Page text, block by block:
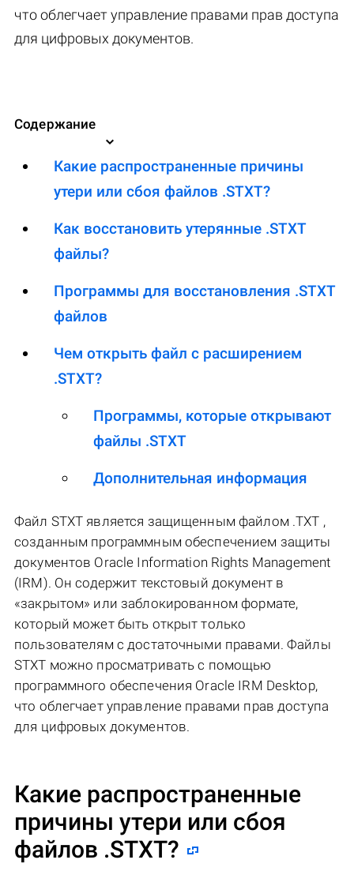
что облегчает управление правами прав доступа
для цифровых документов.
Содержание
Какие распространенные причины
утери или сбоя файлов .STXT?
Как восстановить утерянные .STXT
файлы?
Программы для восстановления .STXT
файлов
Чем открыть файл с расширением
.STXT?
Программы, которые открывают
файлы .STXT
Дополнительная информация
Файл STXT является защищенным файлом .TXT ,
созданным программным обеспечением защиты
документов Oracle Information Rights Management
(IRM). Он содержит текстовый документ в
«закрытом» или заблокированном формате,
который может быть открыт только
пользователям с достаточными правами. Файлы
STXT можно просматривать с помощью
программного обеспечения Oracle IRM Desktop,
что облегчает управление правами прав доступа
для цифровых документов.
Какие распространенные
причины утери или сбоя
файлов .STXT?